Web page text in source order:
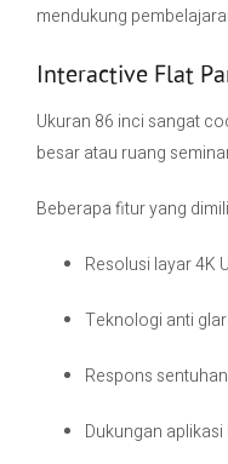
mendukung
Interactive Flat
Ukuran 86 inci sangat
besar atau ruang
Beberapa fitur yang
Resolusi layar 4K
Teknologi anti
Respons
Dukungan